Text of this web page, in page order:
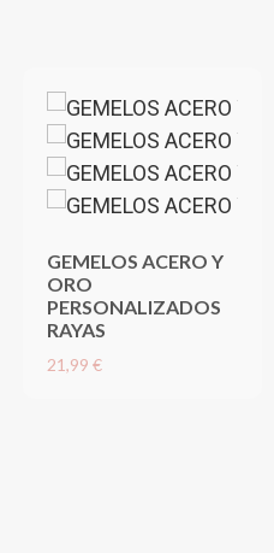
GEMELOS ACERO Y
ORO
PERSONALIZADOS
RAYAS
21,99 €